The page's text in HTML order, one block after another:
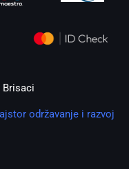
održavanje i razvoj